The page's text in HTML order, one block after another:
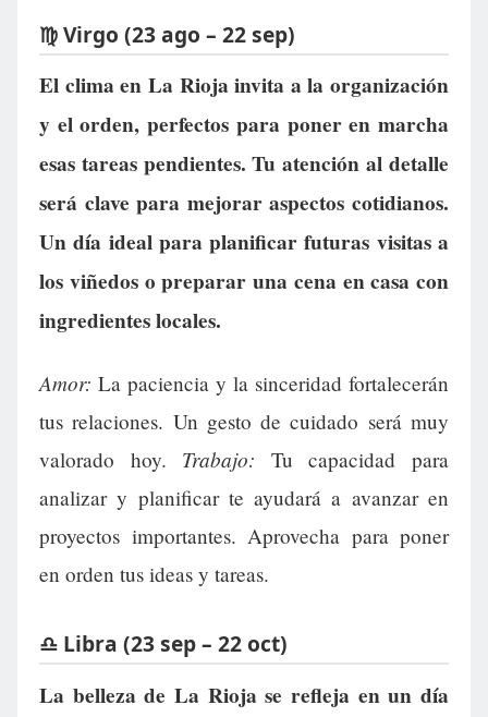
♍ Virgo (23 ago – 22 sep)
El clima en La Rioja invita a la organización
y el orden, perfectos para poner en marcha
esas tareas pendientes. Tu atención al detalle
será clave para mejorar aspectos cotidianos.
Un día ideal para planificar futuras visitas a
los viñedos o preparar una cena en casa con
ingredientes locales.
Amor: La paciencia y la sinceridad fortalecerán
tus relaciones. Un gesto de cuidado será muy
valorado hoy. Trabajo: Tu capacidad para
analizar y planificar te ayudará a avanzar en
proyectos importantes. Aprovecha para poner
en orden tus ideas y tareas.
♎ Libra (23 sep – 22 oct)
La belleza de La Rioja se refleja en un día